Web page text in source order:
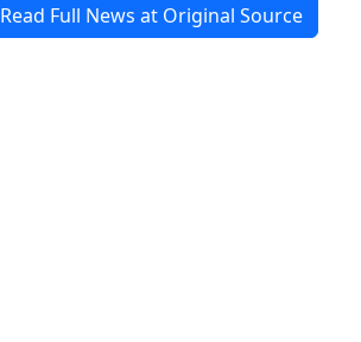
Read Full News at Original Source